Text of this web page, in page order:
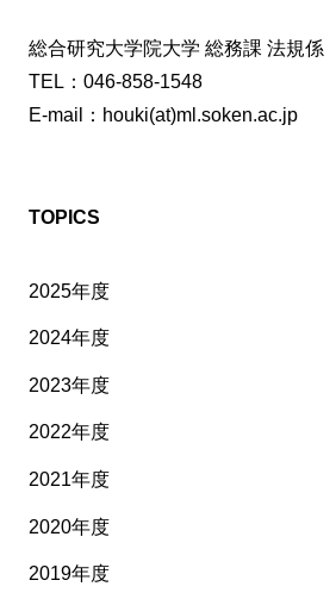
総合研究大学院大学 総務課 法規係
TEL：046-858-1548
E-mail：houki(at)ml.soken.ac.jp
TOPICS
2025年度
2024年度
2023年度
2022年度
2021年度
2020年度
2019年度